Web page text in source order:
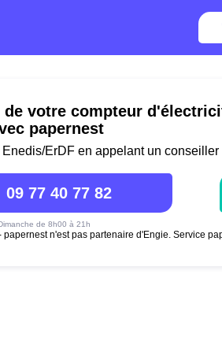
de votre compteur
papernest
ErDF en appelant un conseiller
09 77 40 77 82
de 8h00 à 21h
papernest n'est pas partenaire d'Engie. Service